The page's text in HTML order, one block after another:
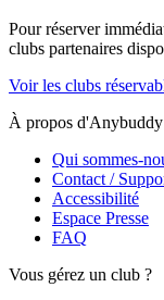
Pour réserver
clubs partenaires
Voir les clubs
À propos d'Anybuddy
Qui sommes-
Contact /
Accessibilité
Espace Presse
FAQ
Vous gérez un club ?